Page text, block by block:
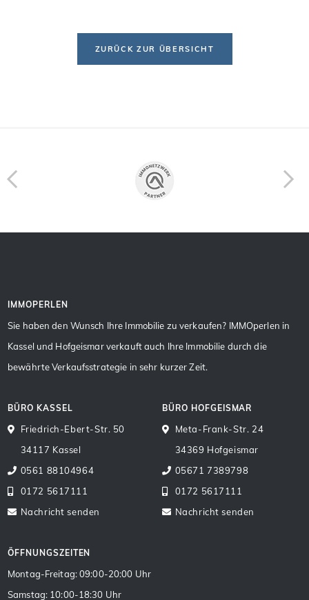
ZURÜCK ZUR ÜBERSICHT
IMMOPERLEN
Sie haben den Wunsch Ihre Immobilie zu verkaufen? IMMOperlen in
Kassel und Hofgeismar verkauft auch Ihre Immobilie durch die
bewährte Verkaufsstrategie in sehr kurzer Zeit.
BÜRO KASSEL
Friedrich-Ebert-Str. 50
34117 Kassel
0561 88104964
0172 5617111
Nachricht senden
BÜRO HOFGEISMAR
Meta-Frank-Str. 24
34369 Hofgeismar
05671 7389798
0172 5617111
Nachricht senden
ÖFFNUNGSZEITEN
Montag-Freitag: 09:00-20:00 Uhr
Samstag: 10:00-18:30 Uhr